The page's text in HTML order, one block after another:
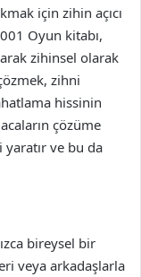
için zihin açıcı
Oyun kitabı,
zihinsel olarak
zihni
hissinin
çözüme
ve bu da
bireysel bir
veya arkadaşlarla